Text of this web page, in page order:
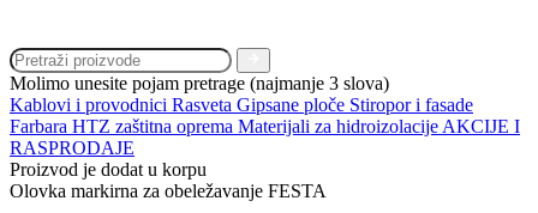
Molimo unesite pojam pretrage (najmanje 3 slova)
Kablovi i provodnici Rasveta Gipsane ploče Stiropor i fasade
Farbara HTZ zaštitna oprema Materijali za hidroizolacije AKCIJE I
RASPRODAJE
Proizvod je dodat u korpu
Olovka markirna za obeležavanje FESTA